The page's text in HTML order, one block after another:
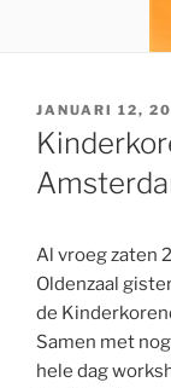
GEPLAATST
OP
JANUARI 12,
Al vroeg zaten
Oldenzaal
de
Samen met
hele dag